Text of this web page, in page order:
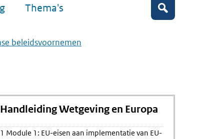
Thema's Zoeken
beleidsvoornemen
Handleiding Wetgeving en Europa
1 Module 1: EU-eisen aan implementatie van EU-